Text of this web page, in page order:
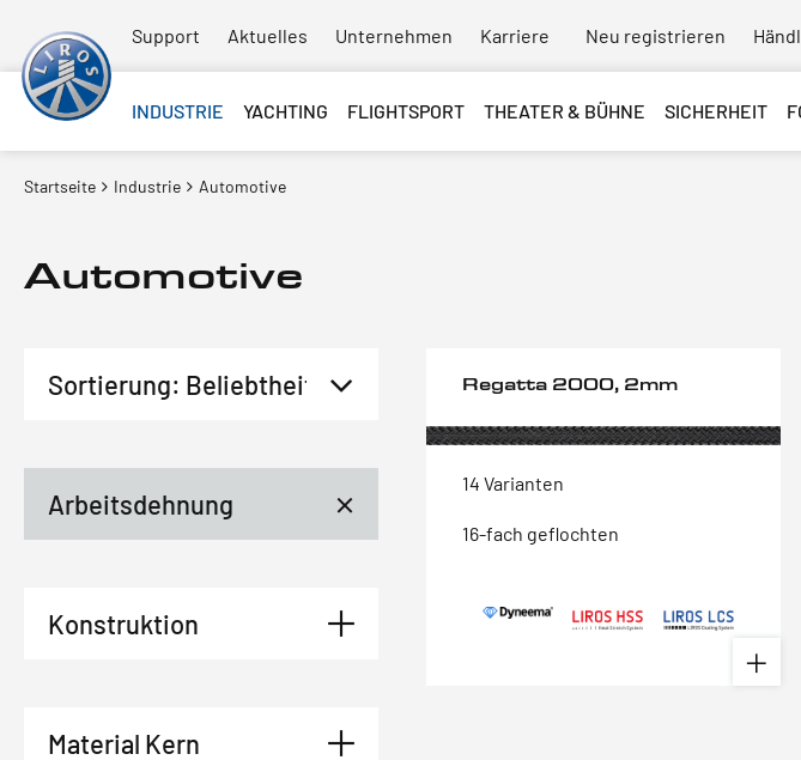
Support Aktuelles Unternehmen Karriere Neu registrieren
INDUSTRIE YACHTING FLIGHTSPORT THEATER & BÜHNE SICHERHEIT
Startseite Industrie Automotive
Automotive
Arbeitsdehnung
Konstruktion
Material Kern
Regatta 2000, 2mm
14 Varianten
16-fach geflochten